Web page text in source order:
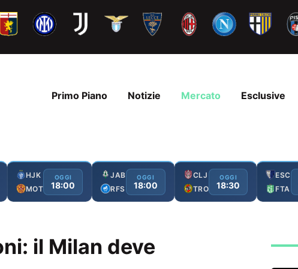
Primo Piano Notizie Mercato Esclusive
HJK
MOT
OGGI
18:00
JAB
RFS
OGGI
18:00
CLJ
TRO
OGGI
18:30
ESC
FTA
il Milan deve